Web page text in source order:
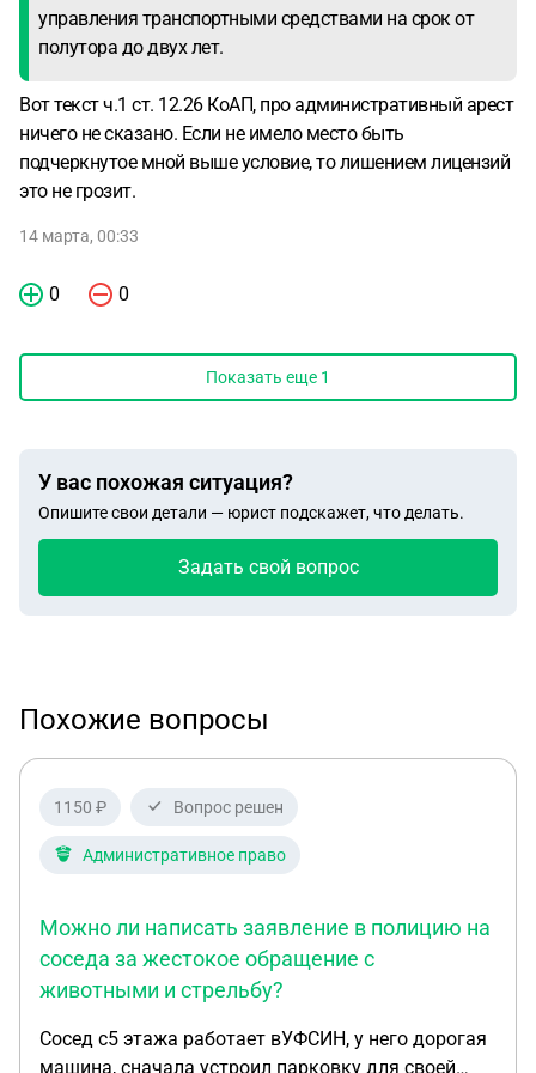
управления транспортными средствами на срок от
полутора до двух лет.
Вот текст ч.1 ст. 12.26 КоАП, про административный арест
ничего не сказано. Если не имело место быть
подчеркнутое мной выше условие, то лишением лицензий
это не грозит.
14 марта, 00:33
0 0
Показать еще 1
У вас похожая ситуация?
Опишите свои детали — юрист подскажет, что делать.
Задать свой вопрос
Похожие вопросы
1150 ₽ Вопрос решен
Административное право
Можно ли написать заявление в полицию на
соседа за жестокое обращение с
животными и стрельбу?
Сосед с5 этажа работает вУФСИН, у него дорогая
машина, сначала устроил парковку для своей